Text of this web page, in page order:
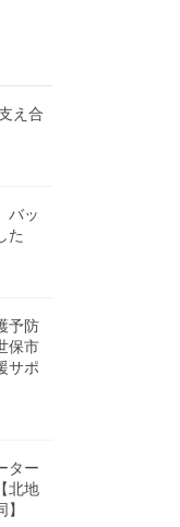
え合
バッ
た
予防
保市
サポ
ター
北地